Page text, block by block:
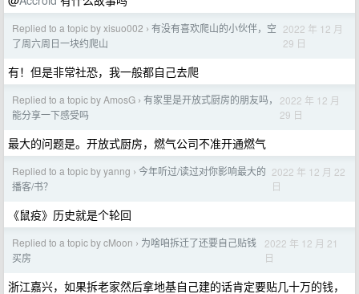
Replied to a topic by xisuo002 › 有没有喜欢爬山的小伙伴，空
了周六周日一块约爬山
2022 年 12 月
29 日
有！但是非常社恐，我一般都自己去爬
Replied to a topic by AmosG › 有家里是开放式厨房的朋友吗，
能分享一下感受吗
2022 年 12 月
29 日
最大的问题是。开放式厨房，燃气公司不准开通燃气
Replied to a topic by yanng › 今年听过/读过对你影响最大的
播客/书？
2022 年 12 月 22
日
《鼠疫》历史就是个轮回
Replied to a topic by cMoon › 为啥咱拆迁了还要自己贴钱
买房
2022 年 12 月 21
日
浙江嘉兴，如果拆老家然后拿地基自己建的话肯定要贴几十万的钱，